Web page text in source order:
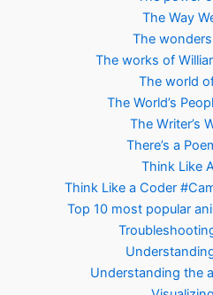
The Way
The
The works of
The world
The World’s
The Writer’s
There’s a
Think Like
Think Like a Coder
Top 10 most popular
Understanding the